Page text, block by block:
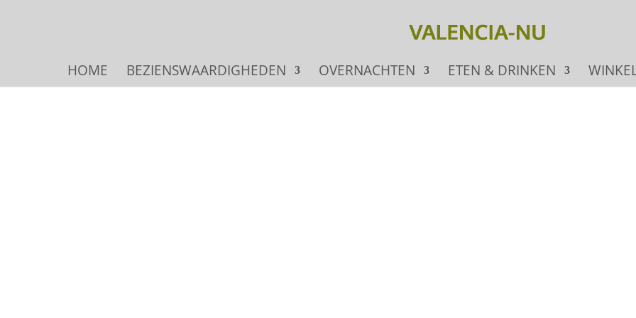
HOME BEZIENSWAARDIGHEDEN OVERNACHTEN ETEN & DRINKEN